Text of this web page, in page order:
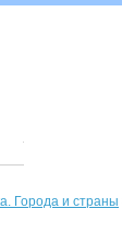
Города и страны